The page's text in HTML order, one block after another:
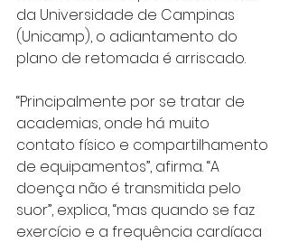
da Universidade de Campinas
(Unicamp), o adiantamento do
plano de retomada é arriscado.
“Principalmente por se tratar de
academias, onde há muito
contato físico e compartilhamento
de equipamentos”, afirma. “A
doença não é transmitida pelo
suor”, explica, “mas quando se faz
exercício e a frequência cardíaca